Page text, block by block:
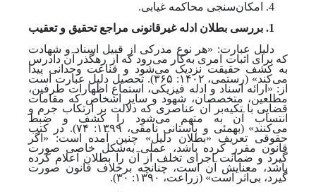
4. امکان‌سنجی محاکمه غیابی.
1. بررسی بطلان ادله غیرقانونی مراجع تحقیق و تعقیب
دلیل عبارت: «هر نوع مدرکی از قبیل اسناد و شهادت
که برای اثبات امری به‌کار می‌رود که از رهگذر آن دادرس
به کشف حقیقت نزدیک می‌شود و قناعت وجدانی پیدا
می‌کند» (رستمی، ۱۴۰۲: ۳۶۵).
تحصیل دلیل عبارت است
از: «ارائه اسناد و ادله فیزیکی، استماع اظهارات طرفین،
مطلعین، متخصصان، شهود و سایر اشخاص که مقامات
قضایی با تکیهبر آن عناصری که دلالت بر ارتکاب جرم و
انتساب آن به متهم می‌شود را کشف و ضبط
می‌کنند» (بهمئی و باستانی نامقی، ۱۳۹۹: ۷۴).
در کتب
حقوقی تعریف «بطلان دلیل» چنین آمده است: «اگر
قانون مقرر کرده باشد، عملی بهشکل خاصی صورت
گیرد و ضمانت اجرای تخلف از آن را بطلان اعلام کرده
باشد، معنایش آن است، چنانچه برخلاف قانون صورت
گیرد، بی‌اثر است» (زراعت، ۱۳۹۰: ۳۰)
.